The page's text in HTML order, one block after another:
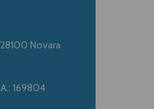
Novara
169804